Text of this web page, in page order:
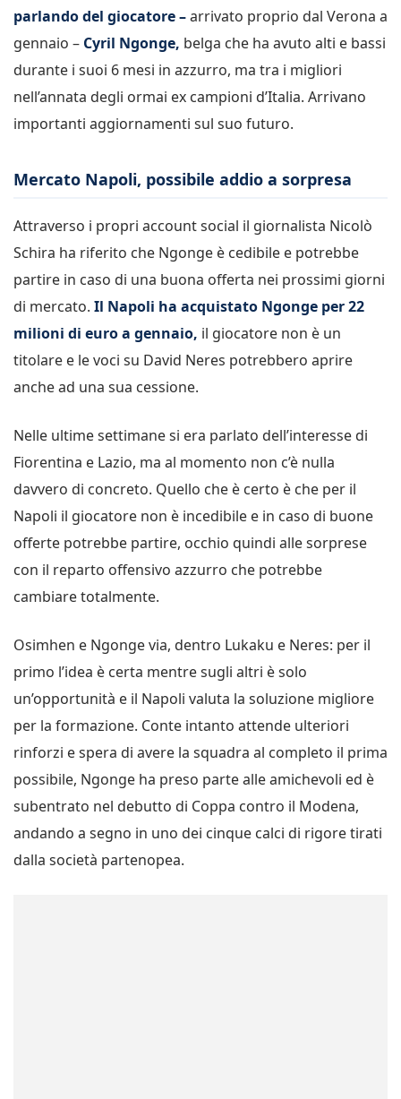
parlando del giocatore –arrivato proprio dal Verona a
gennaio – Cyril Ngonge, belga che ha avuto alti e bassi
durante i suoi 6 mesi in azzurro, ma tra i migliori
nell’annata degli ormai ex campioni d’Italia. Arrivano
importanti aggiornamenti sul suo futuro.
Mercato Napoli, possibile addio a sorpresa
Attraverso i propri account social il giornalista Nicolò
Schira ha riferito che Ngonge è cedibile e potrebbe
partire in caso di una buona offerta nei prossimi giorni
di mercato. Il Napoli ha acquistato Ngonge per 22
milioni di euro a gennaio, il giocatore non è un
titolare e le voci su David Neres potrebbero aprire
anche ad una sua cessione.
Nelle ultime settimane si era parlato dell’interesse di
Fiorentina e Lazio, ma al momento non c’è nulla
davvero di concreto. Quello che è certo è che per il
Napoli il giocatore non è incedibile e in caso di buone
offerte potrebbe partire, occhio quindi alle sorprese
con il reparto offensivo azzurro che potrebbe
cambiare totalmente.
Osimhen e Ngonge via, dentro Lukaku e Neres: per il
primo l’idea è certa mentre sugli altri è solo
un’opportunità e il Napoli valuta la soluzione migliore
per la formazione. Conte intanto attende ulteriori
rinforzi e spera di avere la squadra al completo il prima
possibile, Ngonge ha preso parte alle amichevoli ed è
subentrato nel debutto di Coppa contro il Modena,
andando a segno in uno dei cinque calci di rigore tirati
dalla società partenopea.